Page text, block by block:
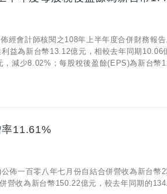
經會計師核閱之108年上半年度合併財務報
益為新台幣13.12億元，相較去年同期10.06
減少8.02%；每股稅後盈餘(EPS)為新台幣
11.61%
佈一百零八年七月份自結合併營收為新台幣
收為新台幣150.22億元，較去年同期的